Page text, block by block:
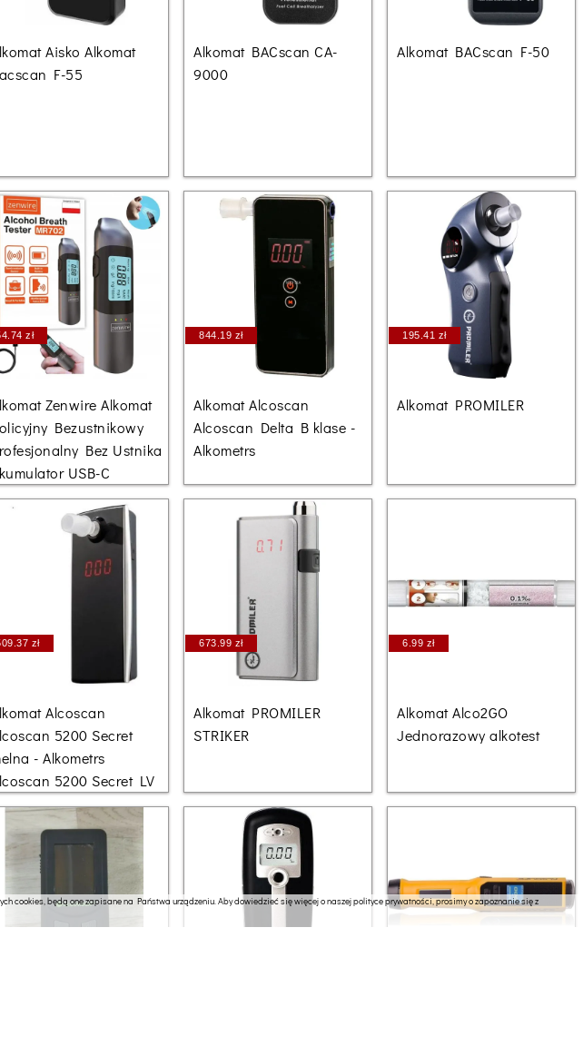
Aisko Alkomat
F-55
Alkomat BACscan CA-
9000
Alkomat BACscan F-50
zł
Zenwire Alkomat
Bezustnikowy
Bez Ustnika
USB-C
844.19 zł
Alkomat Alcoscan
Alcoscan Delta B klase -
Alkometrs
195.41 zł
Alkomat PROMILER
zł
Alcoscan
5200 Secret
- Alkometrs
5200 Secret LV
673.99 zł
Alkomat PROMILER
STRIKER
6.99 zł
Alkomat Alco2GO
Jednorazowy alkotest
cookies, będą one zapisane na Państwa urządzeniu. Aby dowiedzieć się więcej o naszej polityce prywatności, prosimy o zapoznanie się z